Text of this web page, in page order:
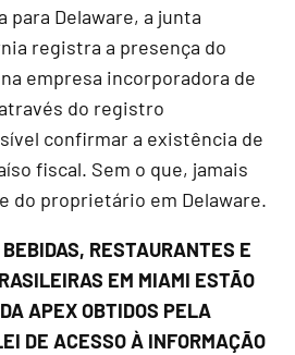
para Delaware, a junta
registra a presença do
empresa incorporadora de
do registro
confirmar a existência de
fiscal. Sem o que, jamais
do proprietário em Delaware.
RESTAURANTES E
EM MIAMI ESTÃO
APEX OBTIDOS PELA
DE ACESSO À INFORMAÇÃO